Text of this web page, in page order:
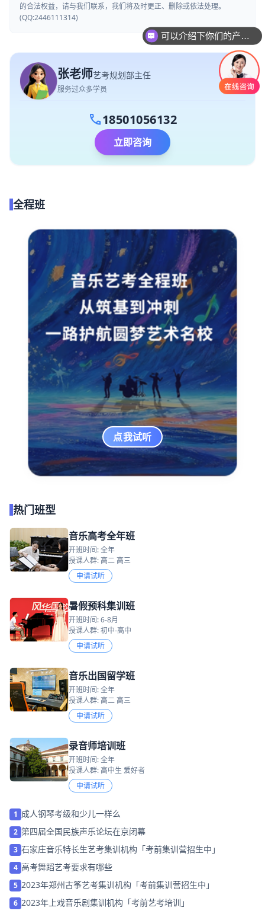
的合法权益，请与我们联系，我们将及时更正、删除或依法处理。
(QQ:2446111314)
张老师艺考规划部主任
服务过众多学员
call18501056132
立即咨询
全程班
点我试听
热门班型
音乐高考全年班
开班时间: 全年
授课人群: 高二 高三
申请试听
暑假预科集训班
开班时间: 6-8月
授课人群: 初中-高中
申请试听
音乐出国留学班
开班时间: 全年
授课人群: 高二 高三
申请试听
录音师培训班
开班时间: 全年
授课人群: 高中生 爱好者
申请试听
1 成人钢琴考级和少儿一样么
2 第四届全国民族声乐论坛在京闭幕
3 石家庄音乐特长生艺考集训机构「考前集训营招生中」
4 高考舞蹈艺考要求有哪些
5 2023年郑州古筝艺考集训机构「考前集训营招生中」
6 2023年上戏音乐剧集训机构「考前艺考培训」
你们是怎么收费的呢